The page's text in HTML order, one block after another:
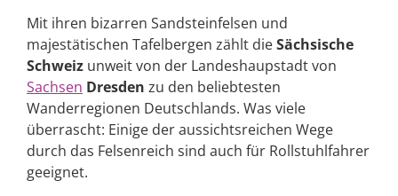
Mit ihren bizarren Sandsteinfelsen und
majestätischen Tafelbergen zählt dieSächsische
Schweiz unweit von der Landeshaupstadt von
Sachsen Dresden zu den beliebtesten
Wanderregionen Deutschlands. Was viele
überrascht: Einige der aussichtsreichen Wege
durch das Felsenreich sind auch für Rollstuhlfahrer
geeignet.